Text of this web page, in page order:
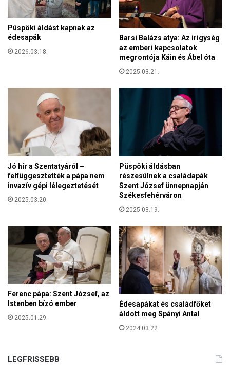
K
N
a
s
„
v
i
e
z
é
s
é
r
e
n
e
k
?
Püspöki áldást kapnak az
édesapák
2026.03.18.
Barsi Balázs atya: Az irigység
az emberi kapcsolatok
megrontója Káin és Ábel óta
2025.03.21.
Jó hír a Szentatyáról –
felfüggesztették a pápa nem
invazív gépi lélegeztetését
2025.03.20.
Püspöki áldásban
részesülnek a családapák
Szent József ünnepnapján
Székesfehérváron
2025.03.19.
Ferenc pápa: Szent József, az
Istenben bízó ember
2025.01.29.
Édesapákat és családfőket
áldott meg Spányi Antal
2024.03.22.
LEGFRISSEBB